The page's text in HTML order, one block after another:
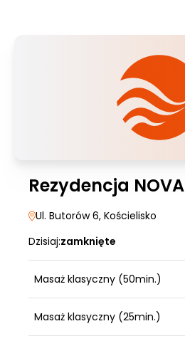
Rezydencja NOVA
Ul. Butorów 6, Kościelisko
Dzisiaj:zamknięte
Masaż klasyczny (50min.)
Masaż klasyczny (25min.)